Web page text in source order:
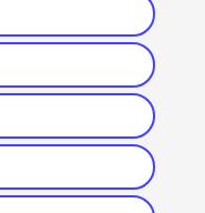
Abril 28, 2022